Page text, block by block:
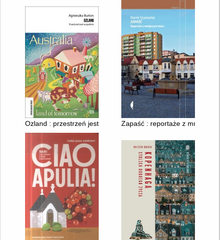
Ozland : przestrzeń jest wszystkimZapaść : reportaże z